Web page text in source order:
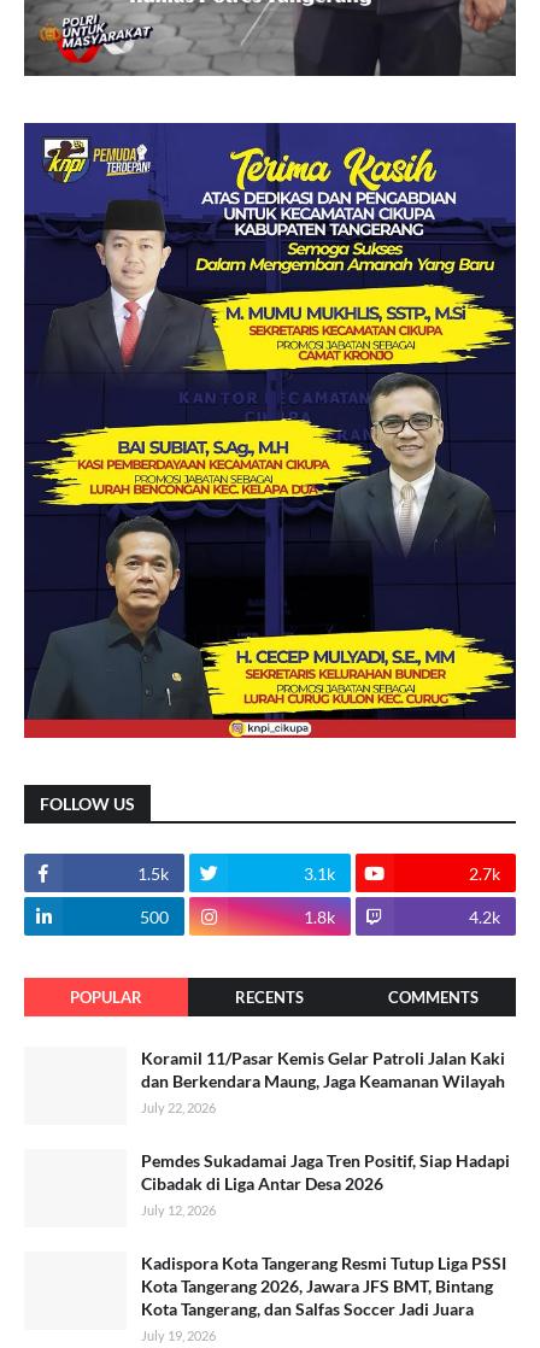
FOLLOW US
1.5k 3.1k 2.7k
500 1.8k 4.2k
POPULAR RECENTS COMMENTS
Koramil 11/Pasar Kemis Gelar Patroli Jalan Kaki
dan Berkendara Maung, Jaga Keamanan Wilayah
July 22, 2026
Pemdes Sukadamai Jaga Tren Positif, Siap Hadapi
Cibadak di Liga Antar Desa 2026
July 12, 2026
Kadispora Kota Tangerang Resmi Tutup Liga PSSI
Kota Tangerang 2026, Jawara JFS BMT, Bintang
Kota Tangerang, dan Salfas Soccer Jadi Juara
July 19, 2026